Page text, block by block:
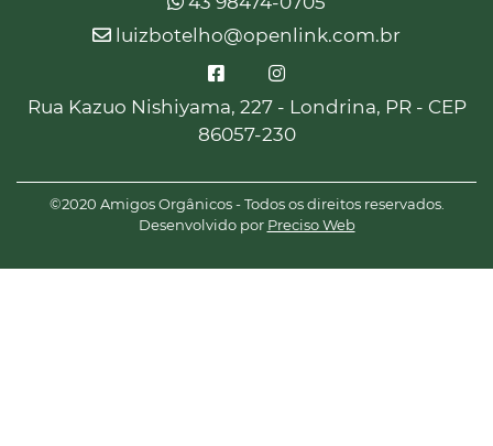
luizbotelho@openlink.com.br
Rua Kazuo Nishiyama, 227 - Londrina, PR - CEP
86057-230
©2020 Amigos Orgânicos - Todos os direitos reservados.
Desenvolvido por Preciso Web